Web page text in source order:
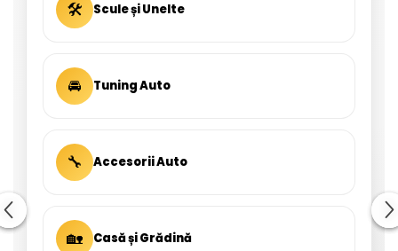
🛠 Scule și Unelte
🚘 Tuning Auto
🔧 Accesorii Auto
🏡 Casă și Grădină